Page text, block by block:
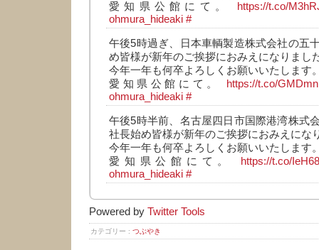
愛知県公館にて。
https://t.co/
ohmura_hideaki #
午後5時過ぎ、日本車輌製造株式会社の五
め皆様が新年のご挨拶におみえになりまし
今年一年も何卒よろしくお願いいたします
愛知県公館にて。
https://t.co/
ohmura_hideaki #
午後5時半前、名古屋四日市国際港湾株式
社長始め皆様が新年のご挨拶におみえにな
今年一年も何卒よろしくお願いいたします
愛知県公館にて。
https://t.co/
ohmura_hideaki #
Powered by Twitter Tools
カテゴリー : つぶやき